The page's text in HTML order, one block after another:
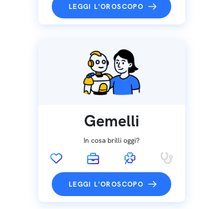
LEGGI L'OROSCOPO
Gemelli
In cosa brilli oggi?
LEGGI L'OROSCOPO